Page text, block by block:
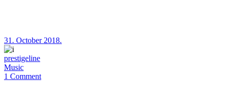
31. October 2018.
prestigeline
Music
1 Comment